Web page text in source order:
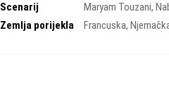
Scenarij
Maryam Touzani,
Zemlja porijekla
Francuska,